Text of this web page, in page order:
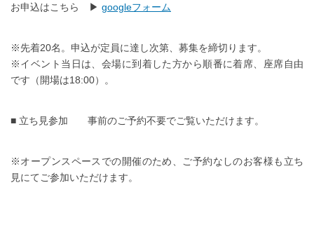
お申込はこちら ▶︎ googleフォーム
※先着20名。申込が定員に達し次第、募集を締切ります。
※イベント当日は、会場に到着した方から順番に着席、座席自由
です（開場は18:00）。
■ 立ち見参加 事前のご予約不要でご覧いただけます。
※オープンスペースでの開催のため、ご予約なしのお客様も立ち
見にてご参加いただけます。